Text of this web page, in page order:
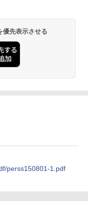
ざましテレビで紹介》
幅200 2-3人用 43
ーブ)
ション 山善] 傘みたいに
レス保冷剤 2個セット 2
冷凍 空間倍増 衛生的
持ち
110ml（連続噴射15
ロック搭載 携帯収納袋
優先表示させる
perss150801-1.pdf